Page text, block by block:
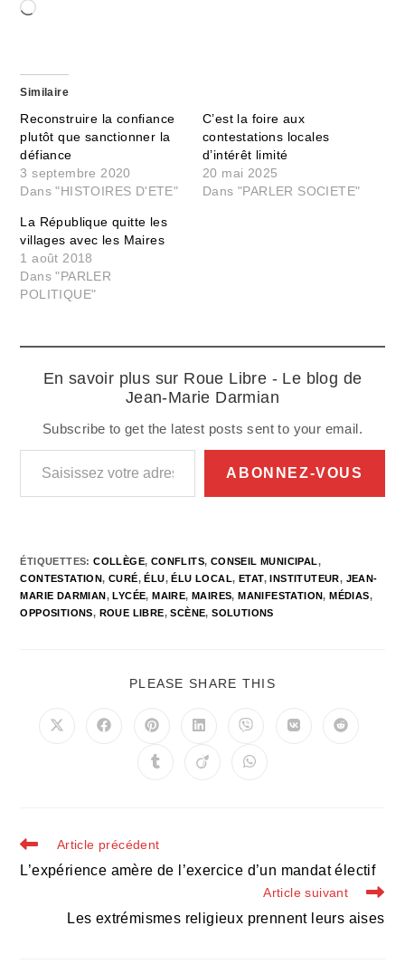
Chargement…
Similaire
Reconstruire la confiance
plutôt que sanctionner la
défiance
3 septembre 2020
Dans "HISTOIRES D'ETE"
C’est la foire aux
contestations locales
d’intérêt limité
20 mai 2025
Dans "PARLER SOCIETE"
La République quitte les
villages avec les Maires
1 août 2018
Dans "PARLER
POLITIQUE"
En savoir plus sur Roue Libre - Le blog de
Jean-Marie Darmian
Subscribe to get the latest posts sent to your email.
Saisissez votre adresse e-mail…
ABONNEZ-VOUS
ÉTIQUETTES:COLLÈGE, CONFLITS, CONSEIL MUNICIPAL,
CONTESTATION, CURÉ, ÉLU, ÉLU LOCAL, ETAT, INSTITUTEUR, JEAN-
MARIE DARMIAN, LYCÉE, MAIRE, MAIRES, MANIFESTATION, MÉDIAS,
OPPOSITIONS, ROUE LIBRE, SCÈNE, SOLUTIONS
PLEASE SHARE THIS
Ouvrir
Ouvrir
Ouvrir
une
autre
Ouvrir
une
autre
Ouvrir
une
autre
Ouvrir
Ouvrir
Ouvrir
Ouvrir
Ouvrir
Read
more
articles
Article précédent
L’expérience amère de l’exercice d’un mandat électif
Article suivant
Les extrémismes religieux prennent leurs aises